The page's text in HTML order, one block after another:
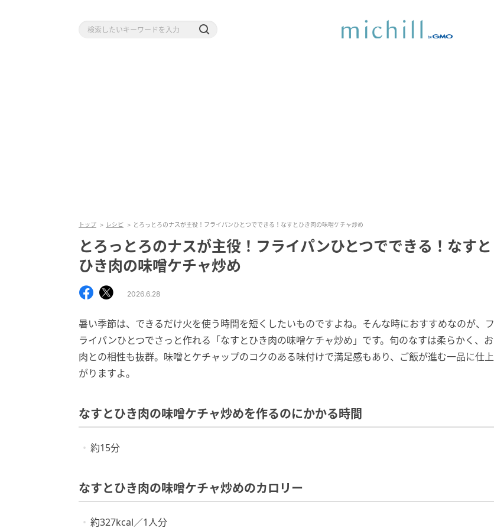
トップ レシピ とろっとろのナスが主役！フライパンひとつでできる！なすとひき肉の味噌ケチャ炒め
とろっとろのナスが主役！フライパンひとつでできる！なすと
ひき肉の味噌ケチャ炒め
2026.6.28
暑い季節は、できるだけ火を使う時間を短くしたいものですよね。そんな時におすすめなのが、フ
ライパンひとつでさっと作れる「なすとひき肉の味噌ケチャ炒め」です。旬のなすは柔らかく、お
肉との相性も抜群。味噌とケチャップのコクのある味付けで満足感もあり、ご飯が進む一品に仕上
がりますよ。
なすとひき肉の味噌ケチャ炒めを作るのにかかる時間
約15分
なすとひき肉の味噌ケチャ炒めのカロリー
約327kcal／1人分